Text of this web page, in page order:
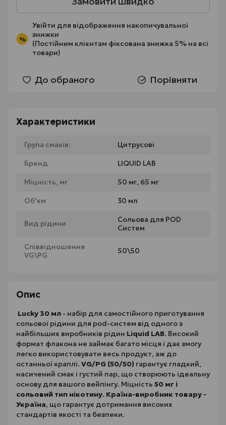
%
Увійти для відображення накопичувальної
знижки
(Постійним клієнтам фіксована знижка 5% на всі
товари)
До обраного Порівняти
Характеристики
Група смаків: Цитрусові
Бренд LIQUID LAB
Міцність, мг 50 мг, 65 мг
Об'єм 30 мл
Вид рідини
Сольова для POD
Систем
Співвідношення
VG\PG
50\50
Опис
Lucky 30 мл - набір для самостійного приготування
сольової рідини для pod-систем від одного з
найбільших виробників рідин Liquid LAB. Високий
формат флакона не займає багато місця і дає змогу
легко використовувати весь продукт, аж до
останньої краплі. VG/PG (50/50) гарантує гладкий,
насичений смак і густий пар, що створюють ідеальну
основу для вашого вейпінгу. Міцність 50 мг і
сольовий тип нікотину. Країна-виробник товару -
Україна, що гарантує дотримання високих
стандартів якості та безпеки.